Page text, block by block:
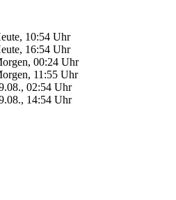
10:54 Uhr
16:54 Uhr
00:24 Uhr
11:55 Uhr
02:54 Uhr
14:54 Uhr